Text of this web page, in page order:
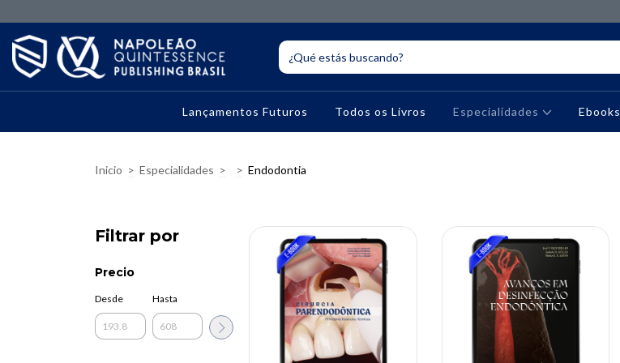
Lançamentos Futuros Todos os Livros Especialidades Ebooks
Inicio > Especialidades > > Endodontia
Filtrar por
Precio
Desde Hasta 10% OFF